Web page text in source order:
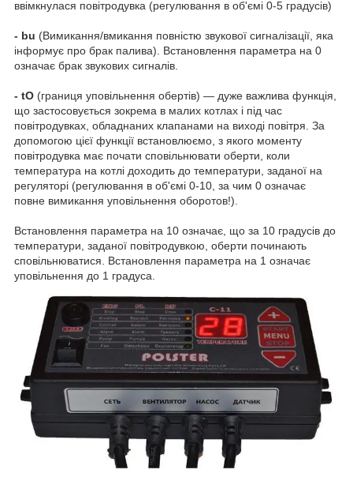
ввімкнулася повітродувка (регулювання в об'ємі 0-5 градусів)
- bu (Вимикання/вмикання повністю звукової сигналізації, яка
інформує про брак палива). Встановлення параметра на 0
означає брак звукових сигналів.
- tO (границя уповільнення обертів) — дуже важлива функція,
що застосовується зокрема в малих котлах і під час
повітродувках, обладнаних клапанами на виході повітря. За
допомогою цієї функції встановлюємо, з якого моменту
повітродувка має почати сповільнювати оберти, коли
температура на котлі доходить до температури, заданої на
регуляторі (регулювання в об'ємі 0-10, за чим 0 означає
повне вимикання уповільнення оборотов!).
Встановлення параметра на 10 означає, що за 10 градусів до
температури, заданої повітродувкою, оберти починають
сповільнюватися. Встановлення параметра на 1 означає
уповільнення до 1 градуса.